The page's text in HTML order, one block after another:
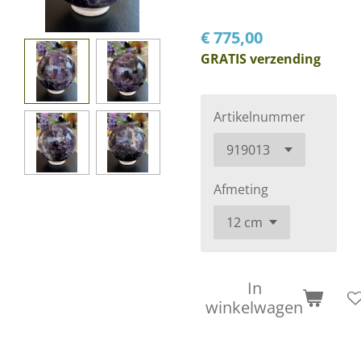
€ 775,00
GRATIS verzending
Artikelnummer
Afmeting
In
winkelwagen